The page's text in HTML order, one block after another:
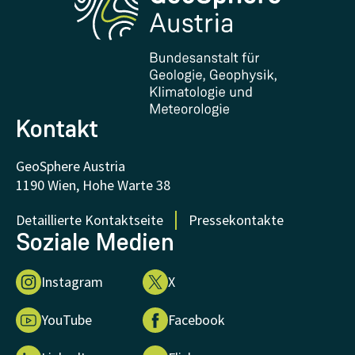
Downloads
Zertifikate und Auszeichnungen
FAQ - Häufig gestellte Fragen
Forschung unterstützen
Kontakt
GeoSphere Austria
1190 Wien, Hohe Warte 38
Detaillierte Kontaktseite
Pressekontakte
Soziale Medien
Instagram X
YouTube Facebook